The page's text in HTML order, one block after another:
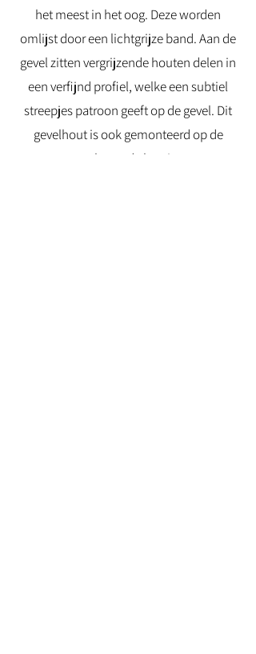
het meest in het oog. Deze worden
omlijst door een lichtgrijze band. Aan de
gevel zitten vergrijzende houten delen in
een verfijnd profiel, welke een subtiel
streepjes patroon geeft op de gevel. Dit
gevelhout is ook gemonteerd op de
gevels van de berging.